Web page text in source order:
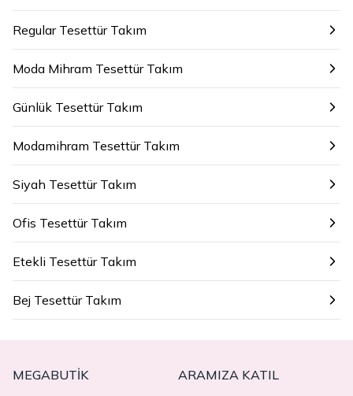
Regular Tesettür Takım
Moda Mihram Tesettür Takım
Günlük Tesettür Takım
Modamihram Tesettür Takım
Siyah Tesettür Takım
Ofis Tesettür Takım
Etekli Tesettür Takım
Bej Tesettür Takım
MEGABUTIK ARAMIZA KATIL